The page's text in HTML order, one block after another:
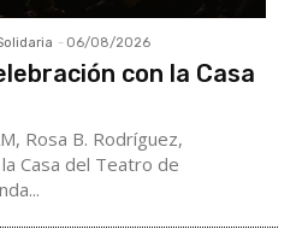
- 06/08/2026
con la Casa
Rosa B. Rodríguez,
Casa del Teatro de